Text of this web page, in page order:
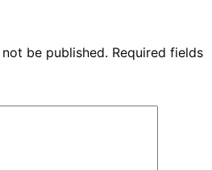
be published. Required fields